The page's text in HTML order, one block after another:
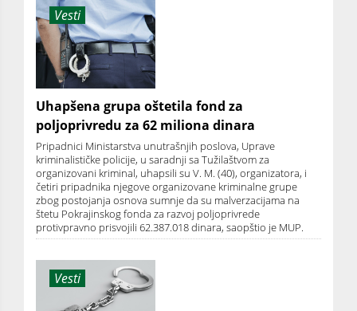
Vesti
Uhapšena grupa oštetila fond za
poljoprivredu za 62 miliona dinara
Pripadnici Ministarstva unutrašnjih poslova, Uprave
kriminalističke policije, u saradnji sa Tužilaštvom za
organizovani kriminal, uhapsili su V. M. (40), organizatora, i
četiri pripadnika njegove organizovane kriminalne grupe
zbog postojanja osnova sumnje da su malverzacijama na
štetu Pokrajinskog fonda za razvoj poljoprivrede
protivpravno prisvojili 62.387.018 dinara, saopštio je MUP.
Vesti